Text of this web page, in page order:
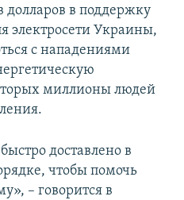
в поддержку
электросети Украины,
с нападениями
миллионы людей
доставлено в
чтобы помочь
– говорится в